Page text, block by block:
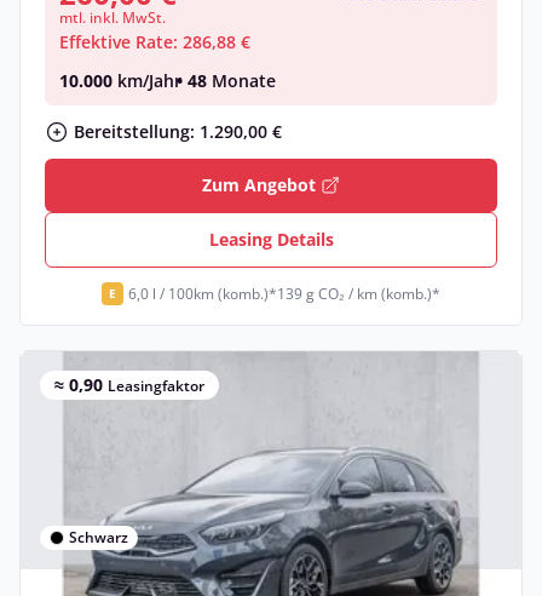
mtl. inkl. MwSt.
Effektive Rate: 286,88 €
10.000 km/Jahr• 48 Monate
Bereitstellung: 1.290,00 €
Zum Angebot
Leasing Details
E 6,0 l / 100km (komb.)*139 g CO₂ / km (komb.)*
≈ 0,90 Leasingfaktor
Schwarz